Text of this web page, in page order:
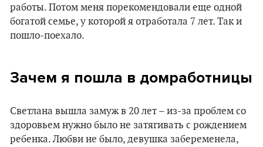
работы. Потом меня порекомендовали еще одной
богатой семье, у которой я отработала 7 лет. Так и
пошло-поехало.
Зачем я пошла в домработницы
Светлана вышла замуж в 20 лет – из-за проблем со
здоровьем нужно было не затягивать с рождением
ребенка. Любви не было, девушка забеременела,